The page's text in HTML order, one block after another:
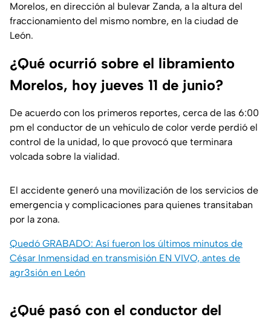
Morelos, en dirección al bulevar Zanda, a la altura del
fraccionamiento del mismo nombre, en la ciudad de
León.
¿Qué ocurrió sobre el libramiento
Morelos, hoy jueves 11 de junio?
De acuerdo con los primeros reportes, cerca de las 6:00
pm el conductor de un vehículo de color verde perdió el
control de la unidad, lo que provocó que terminara
volcada sobre la vialidad.
El accidente generó una movilización de los servicios de
emergencia y complicaciones para quienes transitaban
por la zona.
Quedó GRABADO: Así fueron los últimos minutos de
César Inmensidad en transmisión EN VIVO, antes de
agr3sión en León
¿Qué pasó con el conductor del